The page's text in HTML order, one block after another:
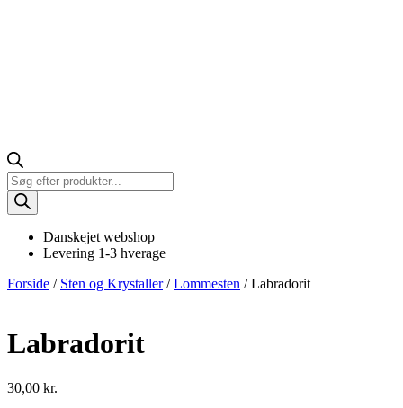
Products
search
Danskejet webshop
Levering 1-3 hverage
Forside / Sten og Krystaller/Lommesten / Labradorit
Labradorit
30,00 kr.